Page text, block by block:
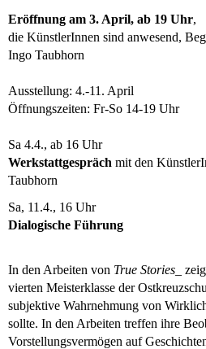
Eröffnung am 3. April, ab 19 Uhr,
die KünstlerInnen sind anwesend,
Ingo Taubhorn
Ausstellung: 4.-11. April
Öffnungszeiten: Fr-So 14-19 Uhr
Sa 4.4., ab 16 Uhr
Werkstattgespräch mit den
Taubhorn
Sa, 11.4., 16 Uhr
Dialogische Führung
In den Arbeiten von True Stories_
vierten Meisterklasse der
subjektive Wahrnehmung von
sollte. In den Arbeiten treffen ihre
Vorstellungsvermögen auf